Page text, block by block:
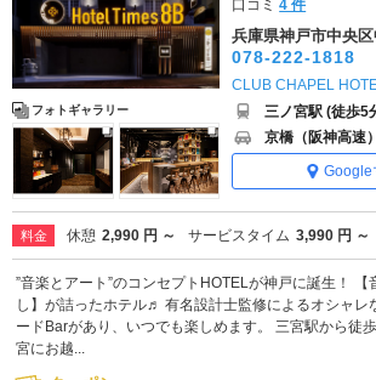
フォトギャラリー
口コミ4 件
兵庫県神戸市中央
078-222-1818
CLUB CHAPEL
三ノ宮駅 (徒歩5
京橋（阪神高速
Google
料金 休憩 2,990 円 ～ サービスタイム 3,990 円 ～
”音楽とアート”のコンセプトHOTELが神戸に誕生！ 【
し】が詰ったホテル♬ 有名設計士監修によるオシャレ
ードBarがあり、いつでも楽しめます。 三宮駅から徒
宮にお越...